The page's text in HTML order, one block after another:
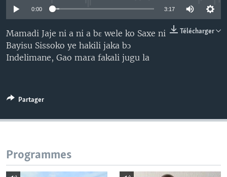
0:00 3:17
Télécharger
Mamadi Jaje ni a ni a bɛ wele ko Saxe ni
Bayisu Sissoko ye hakili jaka bɔ
Indelimane, Gao mara fakali jugu la
Partager
Programmes